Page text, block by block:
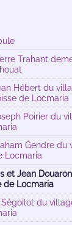
Trahant
Hébert du
de Locmaria
Poirier du
Gendre du
Locmaria
et Jean
de Locmaria
du